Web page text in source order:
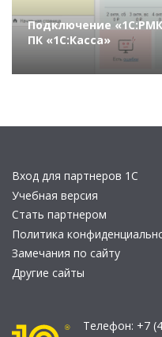
Подключение
ПК «1С:Касса»
Вход для партнеров 1С
Учебная версия
Стать партнером
Политика
Замечания по сайту
Другие сайты
Телефон: +7